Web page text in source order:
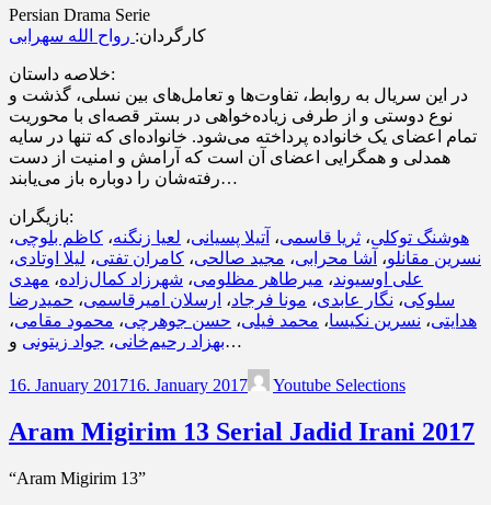
Persian Drama Serie
کارگردان: رواح الله سهرابی
خلاصه داستان:
در این سریال به روابط، تفاوت‌ها و تعامل‌های بین نسلی، گذشت و
نوع دوستی و از طرفی زیاده‌خواهی در بستر قصه‌ای با محوریت
تمام اعضای یک خانواده پرداخته می‌شود. خانواده‌ای که تنها در سایه
همدلی و همگرایی اعضای آن است که آرامش و امنیت از دست
رفته‌شان را دوباره باز می‌یابند…
بازیگران:
هوشنگ توکلی، ثریا قاسمی، آتیلا پسیانی، لعیا زنگنه، کاظم بلوچی،
نسرین مقانلو، آشا محرابی، مجید صالحی، کامران تفتی، لیلا اوتادی،
علی اوسیوند، میرطاهر مظلومی، شهرزاد کمال‌زاده، مهدی
سلوکی، نگار عابدی، مونا فرجاد، ارسلان امیرقاسمی، حمیدرضا
هدایتی، نسرین نکیسا، محمد فیلی، حسن جوهرچی، محمود مقامی،
بهزاد رحیم‌خانی، جواد زیتونی و…
16. January 201716. January 2017 Youtube Selections
Aram Migirim 13 Serial Jadid Irani 2017
“Aram Migirim 13”